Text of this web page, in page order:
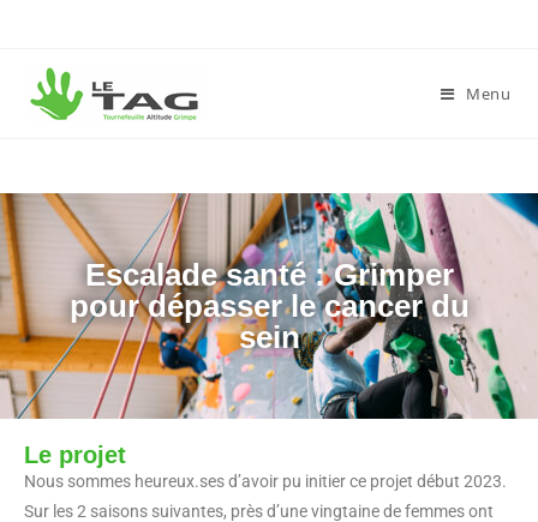
Menu
Escalade santé : Grimper
pour dépasser le cancer du
sein
Le projet
Nous sommes heureux.ses d’avoir pu initier ce projet début 2023.
Sur les 2 saisons suivantes, près d’une vingtaine de femmes ont